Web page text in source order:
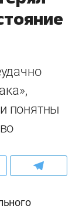
понятны